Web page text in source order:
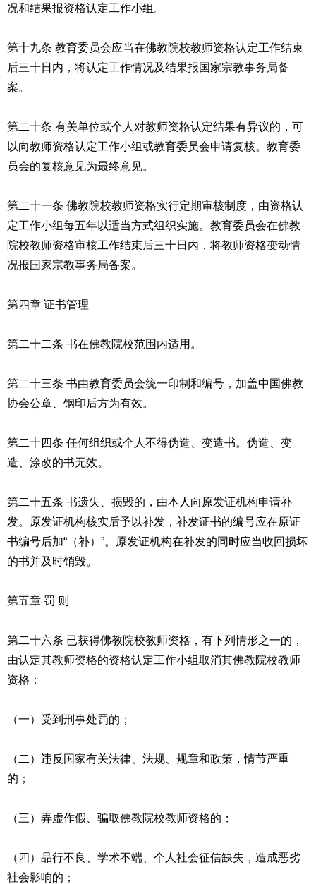
况和结果报资格认定工作小组。
第十九条 教育委员会应当在佛教院校教师资格认定工作结束
后三十日内，将认定工作情况及结果报国家宗教事务局备
案。
第二十条 有关单位或个人对教师资格认定结果有异议的，可
以向教师资格认定工作小组或教育委员会申请复核。教育委
员会的复核意见为最终意见。
第二十一条 佛教院校教师资格实行定期审核制度，由资格认
定工作小组每五年以适当方式组织实施。教育委员会在佛教
院校教师资格审核工作结束后三十日内，将教师资格变动情
况报国家宗教事务局备案。
第四章 证书管理
第二十二条 书在佛教院校范围内适用。
第二十三条 书由教育委员会统一印制和编号，加盖中国佛教
协会公章、钢印后方为有效。
第二十四条 任何组织或个人不得伪造、变造书。伪造、变
造、涂改的书无效。
第二十五条 书遗失、损毁的，由本人向原发证机构申请补
发。原发证机构核实后予以补发，补发证书的编号应在原证
书编号后加“（补）”。原发证机构在补发的同时应当收回损坏
的书并及时销毁。
第五章 罚 则
第二十六条 已获得佛教院校教师资格，有下列情形之一的，
由认定其教师资格的资格认定工作小组取消其佛教院校教师
资格：
（一）受到刑事处罚的；
（二）违反国家有关法律、法规、规章和政策，情节严重
的；
（三）弄虚作假、骗取佛教院校教师资格的；
（四）品行不良、学术不端、个人社会征信缺失，造成恶劣
社会影响的；